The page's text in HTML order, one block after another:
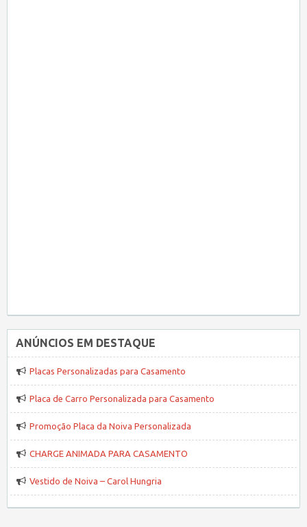
ANÚNCIOS EM DESTAQUE
Placas Personalizadas para Casamento
Placa de Carro Personalizada para Casamento
Promoção Placa da Noiva Personalizada
CHARGE ANIMADA PARA CASAMENTO
Vestido de Noiva – Carol Hungria